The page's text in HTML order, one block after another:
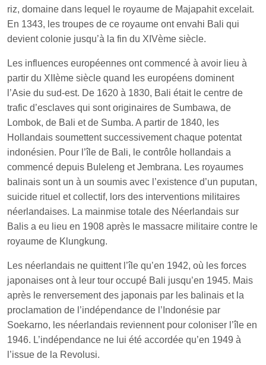
riz, domaine dans lequel le royaume de Majapahit excelait.
En 1343, les troupes de ce royaume ont envahi Bali qui
devient colonie jusqu’à la fin du XIVème siècle.
Les influences européennes ont commencé à avoir lieu à
partir du XIIème siècle quand les européens dominent
l’Asie du sud-est. De 1620 à 1830, Bali était le centre de
trafic d’esclaves qui sont originaires de Sumbawa, de
Lombok, de Bali et de Sumba. A partir de 1840, les
Hollandais soumettent successivement chaque potentat
indonésien. Pour l’île de Bali, le contrôle hollandais a
commencé depuis Buleleng et Jembrana. Les royaumes
balinais sont un à un soumis avec l’existence d’un puputan,
suicide rituel et collectif, lors des interventions militaires
néerlandaises. La mainmise totale des Néerlandais sur
Balis a eu lieu en 1908 après le massacre militaire contre le
royaume de Klungkung.
Les néerlandais ne quittent l’île qu’en 1942, où les forces
japonaises ont à leur tour occupé Bali jusqu’en 1945. Mais
après le renversement des japonais par les balinais et la
proclamation de l’indépendance de l’Indonésie par
Soekarno, les néerlandais reviennent pour coloniser l’île en
1946. L’indépendance ne lui été accordée qu’en 1949 à
l’issue de la Revolusi.